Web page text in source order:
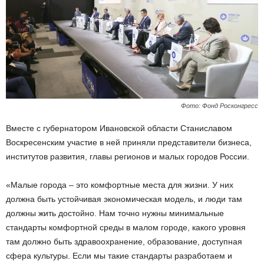
Фото: Фонд Росконгресс
Вместе с губернатором Ивановской области Станиславом
Воскресенским участие в ней приняли представители бизнеса,
институтов развития, главы регионов и малых городов России.
«Малые города – это комфортные места для жизни. У них
должна быть устойчивая экономическая модель, и люди там
должны жить достойно. Нам точно нужны минимальные
стандарты комфортной среды в малом городе, какого уровня
там должно быть здравоохранение, образование, доступная
сфера культуры. Если мы такие стандарты разработаем и